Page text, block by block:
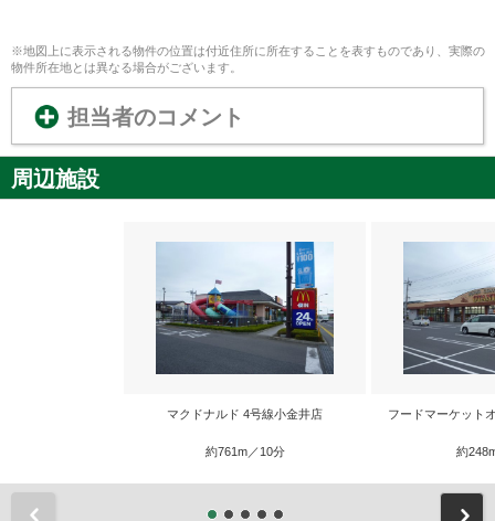
※地図上に表示される物件の位置は付近住所に所在することを表すものであり、実際の
物件所在地とは異なる場合がございます。
担当者のコメント
周辺施設
マクドナルド 4号線小金井店
約761m／10分
フードマーケット
約